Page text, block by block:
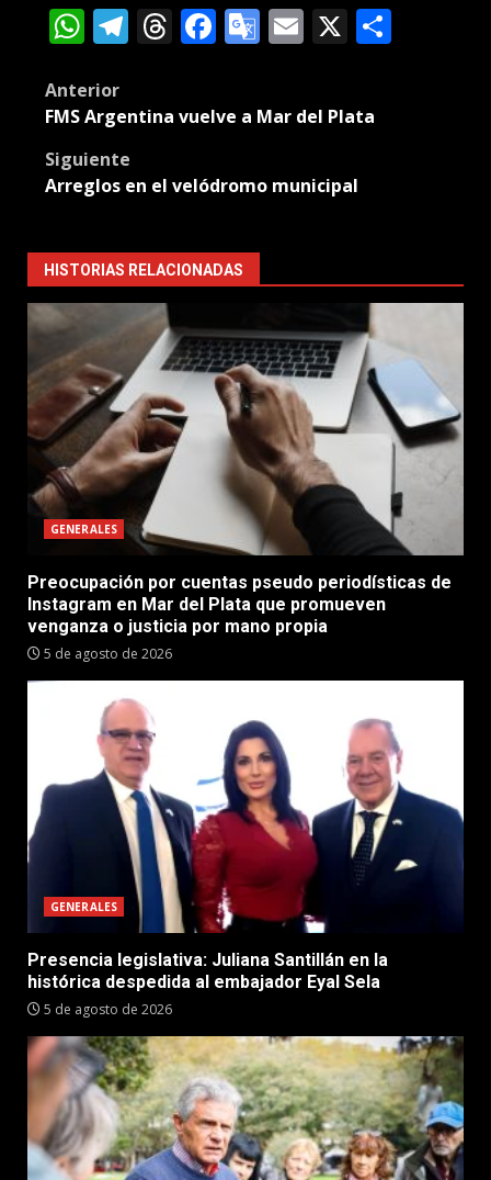
WhatsApp
Telegram
Threads
Facebook
Google
Email
X
Post
navigation
Anterior
FMS Argentina vuelve a Mar del Plata
Siguiente
Arreglos en el velódromo municipal
HISTORIAS RELACIONADAS
GENERALES
Preocupación por cuentas pseudo periodísticas de
Instagram en Mar del Plata que promueven
venganza o justicia por mano propia
5 de agosto de 2026
GENERALES
Presencia legislativa: Juliana Santillán en la
histórica despedida al embajador Eyal Sela
5 de agosto de 2026